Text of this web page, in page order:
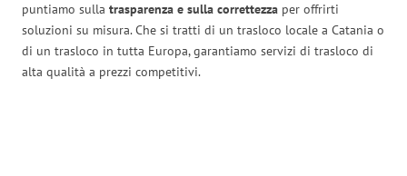
puntiamo sulla trasparenza e sulla correttezza per offrirti
soluzioni su misura. Che si tratti di un trasloco locale a Catania o
di un trasloco in tutta Europa, garantiamo servizi di trasloco di
alta qualità a prezzi competitivi.